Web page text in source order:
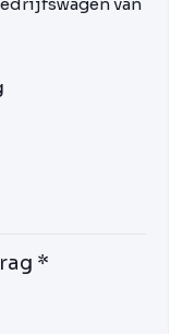
*